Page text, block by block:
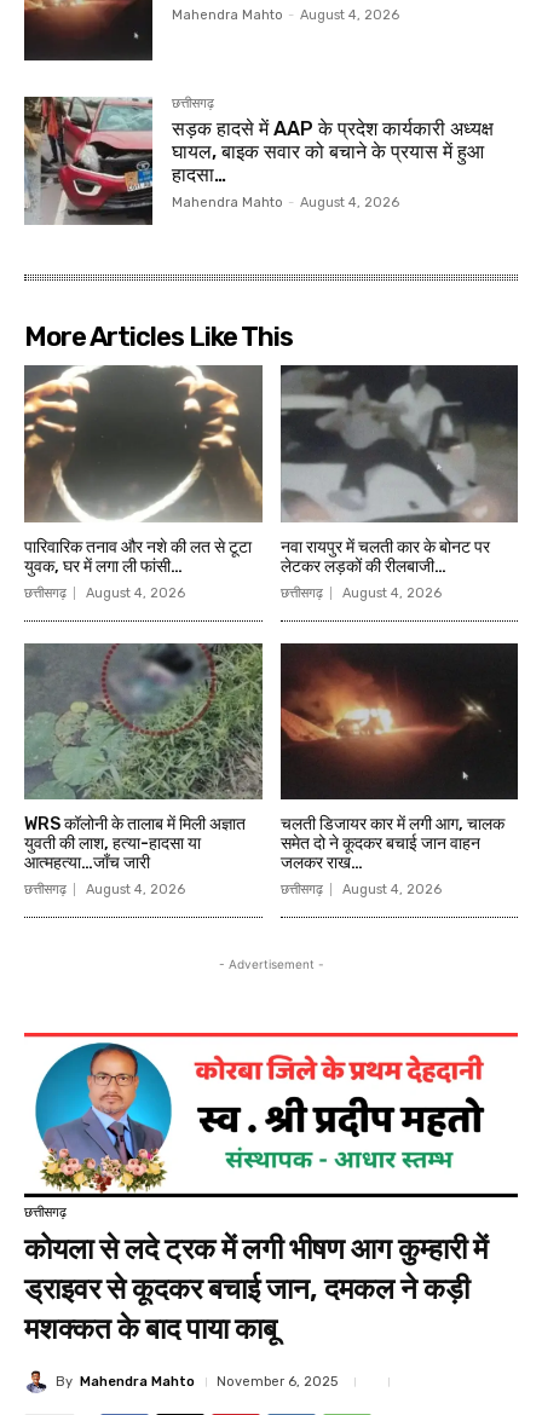
Mahendra Mahto - August 4, 2026
छत्तीसगढ़
सड़क हादसे में AAP के प्रदेश कार्यकारी अध्यक्ष
घायल, बाइक सवार को बचाने के प्रयास में हुआ
हादसा…
Mahendra Mahto - August 4, 2026
More Articles Like This
पारिवारिक तनाव और नशे की लत से टूटा
युवक, घर में लगा ली फांसी…
छत्तीसगढ़ August 4, 2026
नवा रायपुर में चलती कार के बोनट पर
लेटकर लड़कों की रीलबाजी…
छत्तीसगढ़ August 4, 2026
WRS कॉलोनी के तालाब में मिली अज्ञात
युवती की लाश, हत्या-हादसा या
आत्महत्या…जाँच जारी
छत्तीसगढ़ August 4, 2026
चलती डिजायर कार में लगी आग, चालक
समेत दो ने कूदकर बचाई जान वाहन
जलकर राख…
छत्तीसगढ़ August 4, 2026
- Advertisement -